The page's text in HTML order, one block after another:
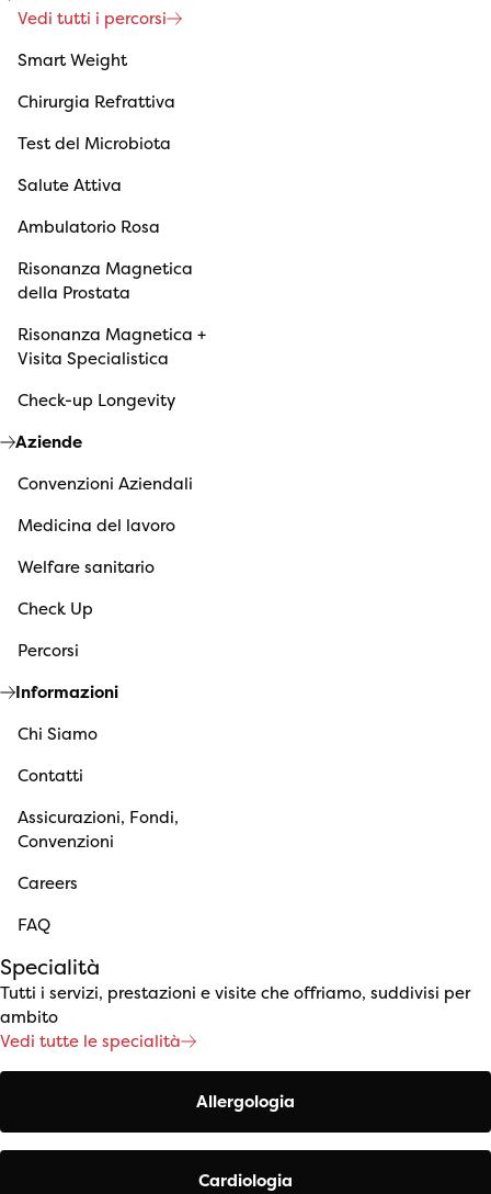
Vedi tutti i percorsi
Smart Weight
Chirurgia Refrattiva
Test del Microbiota
Salute Attiva
Ambulatorio Rosa
Risonanza Magnetica
della Prostata
Risonanza Magnetica +
Visita Specialistica
Check-up Longevity
Aziende
Convenzioni Aziendali
Medicina del lavoro
Welfare sanitario
Check Up
Percorsi
Informazioni
Chi Siamo
Contatti
Assicurazioni, Fondi,
Convenzioni
Careers
FAQ
Specialità
Tutti i servizi, prestazioni e visite che offriamo, suddivisi per
ambito
Vedi tutte le specialità
Allergologia
Cardiologia